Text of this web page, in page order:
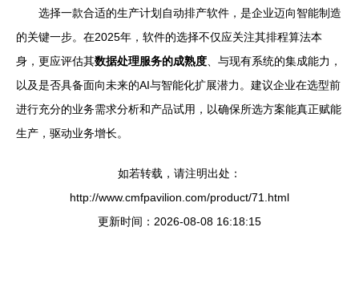
选择一款合适的生产计划自动排产软件，是企业迈向智能制造
的关键一步。在2025年，软件的选择不仅应关注其排程算法本
身，更应评估其数据处理服务的成熟度、与现有系统的集成能力，
以及是否具备面向未来的AI与智能化扩展潜力。建议企业在选型前
进行充分的业务需求分析和产品试用，以确保所选方案能真正赋能
生产，驱动业务增长。
如若转载，请注明出处：
http://www.cmfpavilion.com/product/71.html
更新时间：2026-08-08 16:18:15